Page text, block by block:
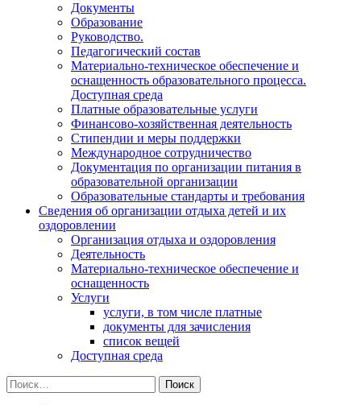
Документы
Образование
Руководство.
Педагогический состав
Материально-техническое обеспечение и
оснащенность образовательного процесса.
Доступная среда
Платные образовательные услуги
Финансово-хозяйственная деятельность
Стипендии и меры поддержки
Международное сотрудничество
Документация по организации питания в
образовательной организации
Образовательные стандарты и требования
Сведения об организации отдыха детей и их
оздоровлении
Организация отдыха и оздоровления
Деятельность
Материально-техническое обеспечение и
оснащенность
Услуги
услуги, в том числе платные
документы для зачисления
список вещей
Доступная среда
Найти: